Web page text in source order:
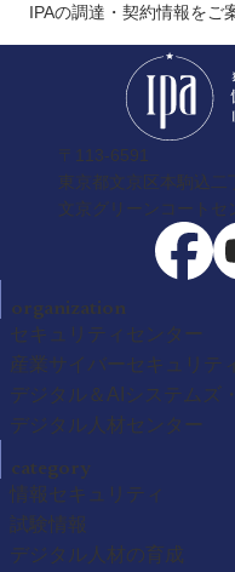
IPAの調達・契約情報をご
〒113-6591
東京都文京区本駒込二
文京グリーンコートセ
organization
セキュリティセンター
産業サイバーセキュリテ
デジタル＆AIシステムズ
デジタル人材センター
category
情報セキュリティ
試験情報
デジタル人材の育成